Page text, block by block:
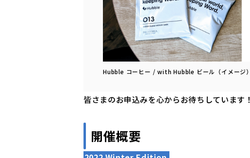
Hubble コーヒー / with Hubble ビール（イメージ）
皆さまのお申込みを心からお待ちしています！
開催概要